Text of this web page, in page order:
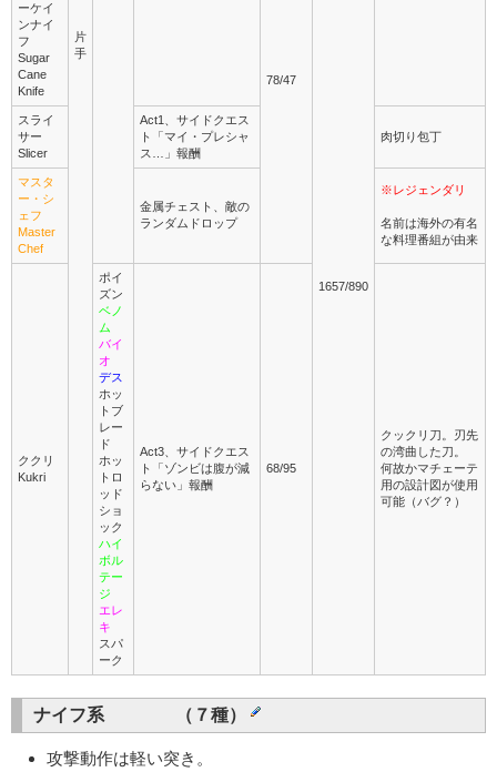
片
手
78/47
1657/890
ーケイ
ンナイ
フ
Sugar
Cane
Knife
スライ
サー
Slicer
Act1、サイドクエス
ト「マイ・プレシャ
ス…」報酬
肉切り包丁
マスタ
ー・シ
ェフ
Master
Chef
金属チェスト、敵の
ランダムドロップ
※レジェンダリ
名前は海外の有名
な料理番組が由来
ククリ
Kukri
ポイ
ズン
ベノ
ム
バイ
オ
デス
ホッ
トブ
レー
ド
ホッ
トロ
ッド
ショ
ック
ハイ
ボル
テー
ジ
エレ
キ
スパ
ーク
Act3、サイドクエス
ト「ゾンビは腹が減
らない」報酬
68/95
クックリ刀。刃先
の湾曲した刀。
何故かマチェーテ
用の設計図が使用
可能（バグ？）
ナイフ系 （７種）
攻撃動作は軽い突き。